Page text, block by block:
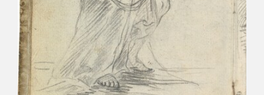
SHOP
ONLINE SHOP
EDUCA